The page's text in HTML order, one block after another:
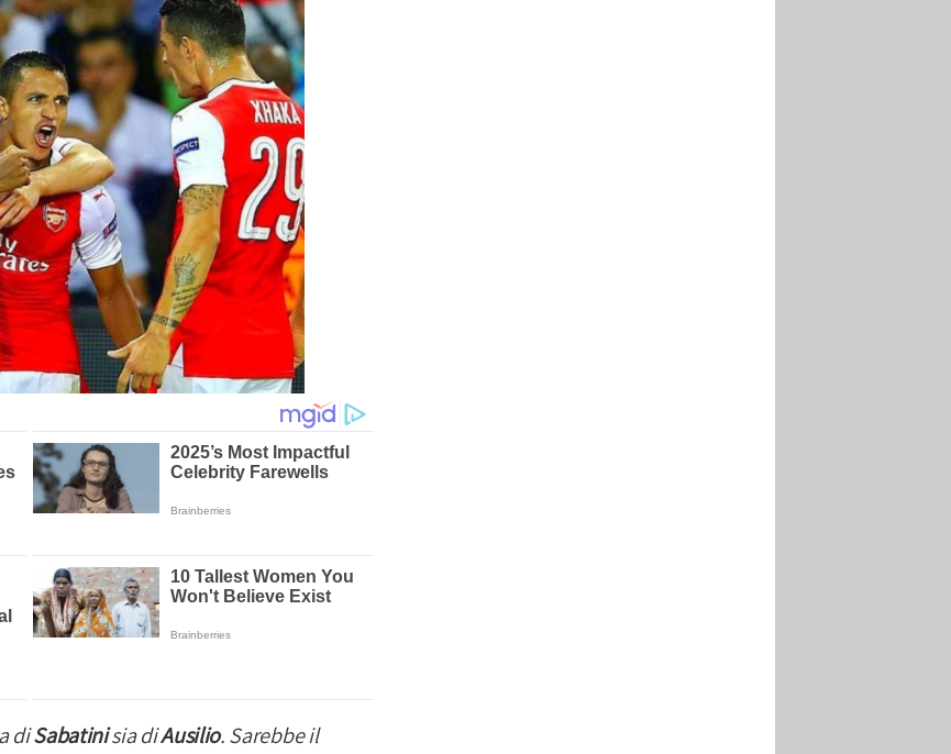
diSabatinisia diAusilio. Sarebbe il